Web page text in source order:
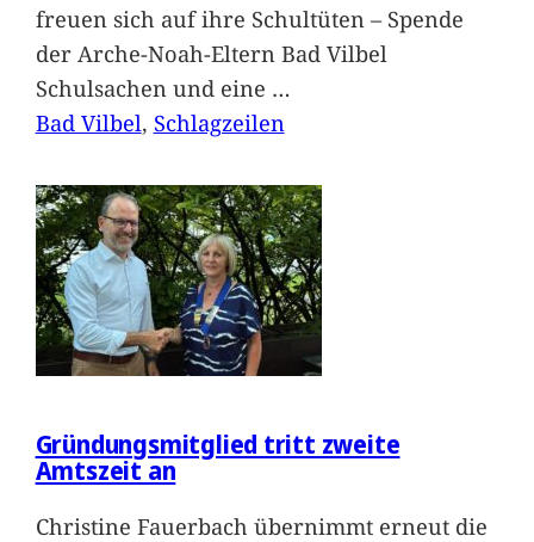
freuen sich auf ihre Schultüten – Spende
der Arche-Noah-Eltern Bad Vilbel
Schulsachen und eine …
Bad Vilbel, Schlagzeilen
Gründungsmitglied tritt zweite
Amtszeit an
Christine Fauerbach übernimmt erneut die